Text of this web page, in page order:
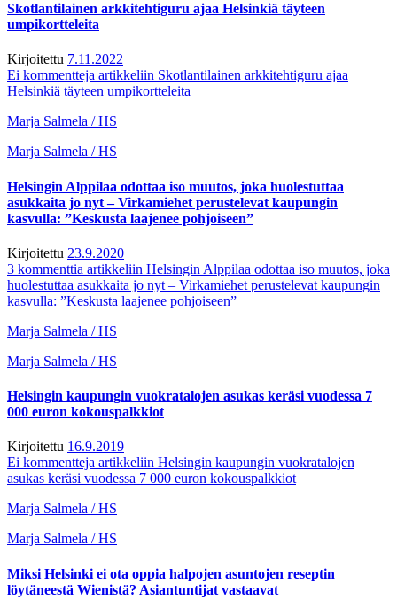
Skotlantilainen arkkitehtiguru ajaa Helsinkiä täyteen
umpikortteleita
Kirjoitettu 7.11.2022
Ei kommentteja artikkeliin Skotlantilainen arkkitehtiguru ajaa
Helsinkiä täyteen umpikortteleita
Marja Salmela / HS
Marja Salmela / HS
Helsingin Alppilaa odottaa iso muutos, joka huolestuttaa
asukkaita jo nyt – Virka­miehet perustelevat kaupungin
kasvulla: ”Keskusta laajenee pohjoiseen”
Kirjoitettu 23.9.2020
3 kommenttia artikkeliin Helsingin Alppilaa odottaa iso muutos, joka
huolestuttaa asukkaita jo nyt – Virka­miehet perustelevat kaupungin
kasvulla: ”Keskusta laajenee pohjoiseen”
Marja Salmela / HS
Marja Salmela / HS
Helsingin kaupungin vuokratalojen asukas keräsi vuodessa 7
000 euron kokouspalkkiot
Kirjoitettu 16.9.2019
Ei kommentteja artikkeliin Helsingin kaupungin vuokratalojen
asukas keräsi vuodessa 7 000 euron kokouspalkkiot
Marja Salmela / HS
Marja Salmela / HS
Miksi Helsinki ei ota oppia halpojen asuntojen reseptin
löytäneestä Wienistä? Asiantuntijat vastaavat